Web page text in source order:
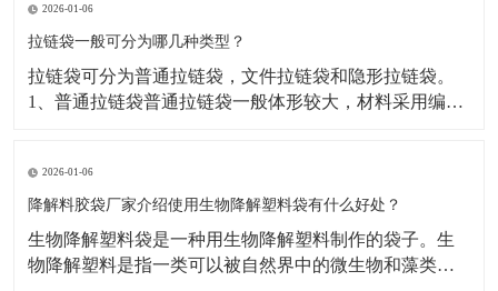
要的墨刮干净，不出現挂脏、跑墨(跑色)、刀线，就务必
将刮板按置的硬度、高度、角度做适合的调整放置
2026-01-06
拉链袋一般可分为哪几种类型？
​拉链袋可分为普通拉链袋，文件拉链袋和隐形拉链袋。
1、普通拉链袋普通拉链袋一般体形较大，材料采用编织
装，大型简易行李袋等​2、文件拉链袋文件拉链袋又叫滑
块拉链袋文件拉链袋可装载较多文件，笔类及小物品。
2026-01-06
降解料胶袋厂家介绍使用生物降解塑料袋有什么好处？
​生物降解塑料袋是一种用生物降解塑料制作的袋子。生
物降解塑料是指一类可以被自然界中的微生物和藻类降